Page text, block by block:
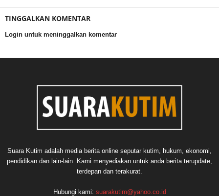
TINGGALKAN KOMENTAR
Login untuk meninggalkan komentar
Suara Kutim adalah media berita online seputar kutim, hukum, ekonomi,
pendidikan dan lain-lain. Kami menyediakan untuk anda berita terupdate,
terdepan dan terakurat.
Hubungi kami: suarakutim@yahoo.co.id